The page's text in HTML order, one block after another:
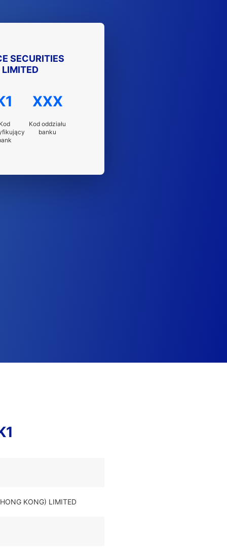
SECURITIES
LIMITED
XXX
Kod oddziału
banku
KONG) LIMITED